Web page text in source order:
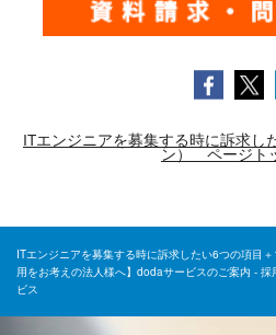
ITエンジニアを募集する時に訴求し
ン） ページト
ITエンジニアを募集する時に訴求したい6つの項目
用をお考えの法人様へ】dodaサービスのご案内 -
ビス